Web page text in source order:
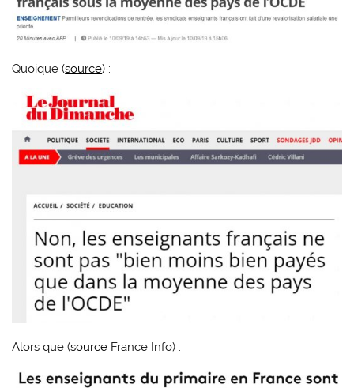
Quoique (source) :
Alors que (source France Info) :